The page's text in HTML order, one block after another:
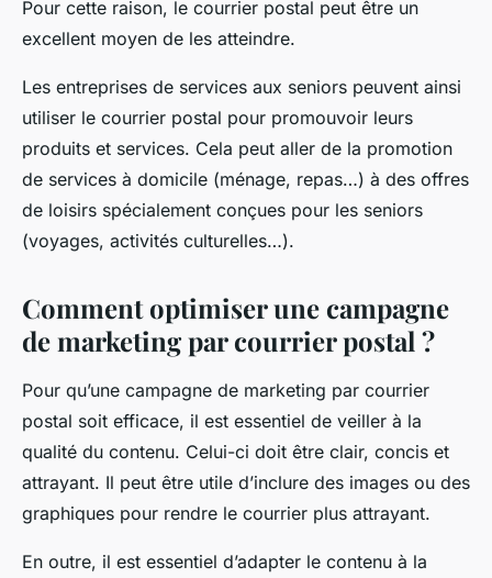
Pour cette raison, le courrier postal peut être un
excellent moyen de les atteindre.
Les entreprises de services aux seniors peuvent ainsi
utiliser le courrier postal pour promouvoir leurs
produits et services. Cela peut aller de la promotion
de services à domicile (ménage, repas…) à des offres
de loisirs spécialement conçues pour les seniors
(voyages, activités culturelles…).
Comment optimiser une campagne
de marketing par courrier postal ?
Pour qu’une campagne de marketing par courrier
postal soit efficace, il est essentiel de veiller à la
qualité du contenu. Celui-ci doit être clair, concis et
attrayant. Il peut être utile d’inclure des images ou des
graphiques pour rendre le courrier plus attrayant.
En outre, il est essentiel d’adapter le contenu à la